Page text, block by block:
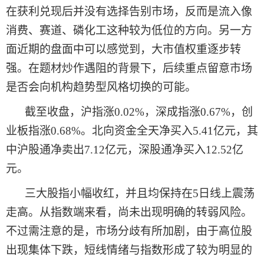
在获利兑现后并没有选择告别市场，反而是流入像
消费、赛道、磷化工这种较为低位的方向。另一方
面近期的盘面中可以感觉到，大市值权重逐步转
强。在题材炒作遇阻的背景下，后续重点留意市场
是否会向机构趋势型风格切换的可能。
截至收盘，沪指涨0.02%，深成指涨0.67%，创
业板指涨0.68%。北向资金全天净买入5.41亿元，其
中沪股通净卖出7.12亿元，深股通净买入12.52亿
元。
三大股指小幅收红，并且均保持在5日线 上震荡
走高。 从指数端来看，尚未出现明确的转弱风险。
不过需注意的是，市场分歧有所加剧，由于高位股
出现集体下跌， 短线情绪与指数形成了较为明显的